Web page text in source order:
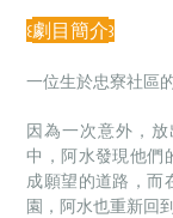
꒰劇目簡介꒱
一位生於忠寮社區
因為一次意外，
中，阿水發現他們
成願望的道路，而
園，阿水也重新回